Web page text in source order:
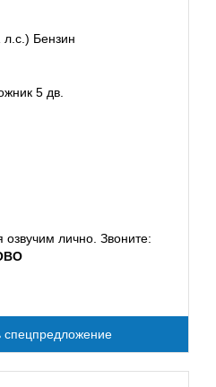
л.с.) Бензин
5 дв.
лично. Звоните:
спецпредложение